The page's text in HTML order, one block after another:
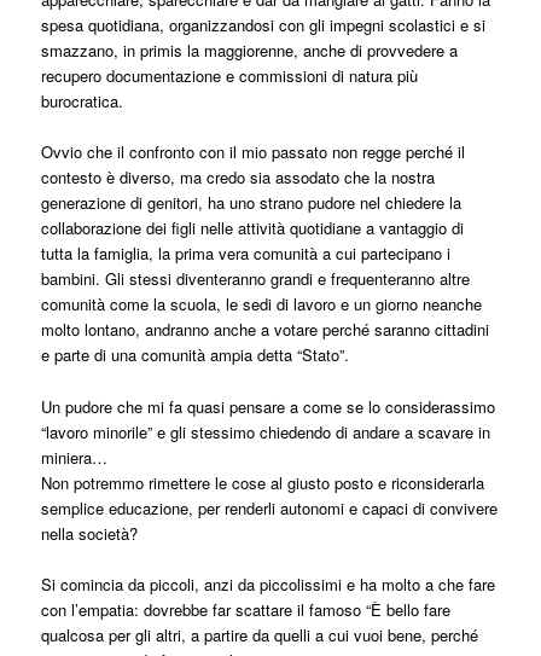
spesa quotidiana, organizzandosi con gli impegni scolastici e si
smazzano, in primis la maggiorenne, anche di provvedere a
recupero documentazione e commissioni di natura più
burocratica.
Ovvio che il confronto con il mio passato non regge perché il
contesto è diverso, ma credo sia assodato che la nostra
generazione di genitori, ha uno strano pudore nel chiedere la
collaborazione dei figli nelle attività quotidiane a vantaggio di
tutta la famiglia, la prima vera comunità a cui partecipano i
bambini. Gli stessi diventeranno grandi e frequenteranno altre
comunità come la scuola, le sedi di lavoro e un giorno neanche
molto lontano, andranno anche a votare perché saranno cittadini
e parte di una comunità ampia detta “Stato”.
Un pudore che mi fa quasi pensare a come se lo considerassimo
“lavoro minorile” e gli stessimo chiedendo di andare a scavare in
miniera…
Non potremmo rimettere le cose al giusto posto e riconsiderarla
semplice educazione, per renderli autonomi e capaci di convivere
nella società?
Si comincia da piccoli, anzi da piccolissimi e ha molto a che fare
con l’empatia: dovrebbe far scattare il famoso “È bello fare
qualcosa per gli altri, a partire da quelli a cui vuoi bene, perché